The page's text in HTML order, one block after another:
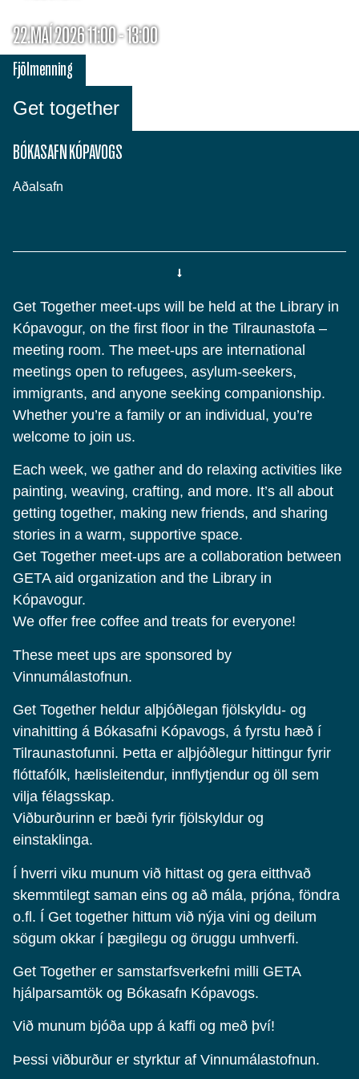
22.MAÍ 2026 11:00 - 13:00
Get together
Fjölmenning
BÓKASAFN KÓPAVOGS
Aðalsafn
Get Together meet-ups will be held at the Library in
Kópavogur, on the first floor in the Tilraunastofa –
meeting room. The meet-ups are international
meetings open to refugees, asylum-seekers,
immigrants, and anyone seeking companionship.
Whether you’re a family or an individual, you’re
welcome to join us.
Each week, we gather and do relaxing activities like
painting, weaving, crafting, and more. It’s all about
getting together, making new friends, and sharing
stories in a warm, supportive space.
Get Together meet-ups are a collaboration between
GETA aid organization and the Library in
Kópavogur.
We offer free coffee and treats for everyone!
These meet ups are sponsored by
Vinnumálastofnun.
Get Together heldur alþjóðlegan fjölskyldu- og
vinahitting á Bókasafni Kópavogs, á fyrstu hæð í
Tilraunastofunni. Þetta er alþjóðlegur hittingur fyrir
flóttafólk, hælisleitendur, innflytjendur og öll sem
vilja félagsskap.
Viðburðurinn er bæði fyrir fjölskyldur og
einstaklinga.
Í hverri viku munum við hittast og gera eitthvað
skemmtilegt saman eins og að mála, prjóna, föndra
o.fl. Í Get together hittum við nýja vini og deilum
sögum okkar í þægilegu og öruggu umhverfi.
Get Together er samstarfsverkefni milli GETA
hjálparsamtök og Bókasafn Kópavogs.
Við munum bjóða upp á kaffi og með því!
Þessi viðburður er styrktur af Vinnumálastofnun.